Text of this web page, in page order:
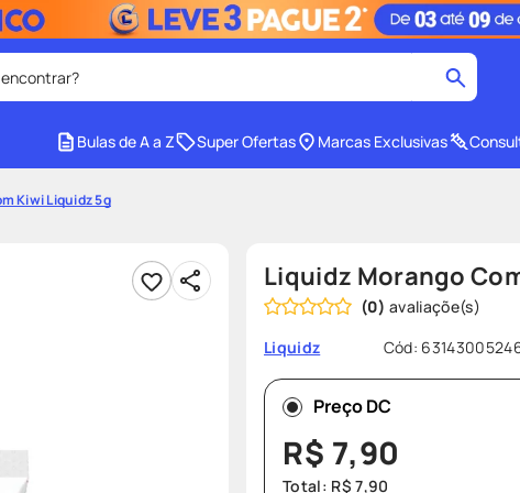
8º
protetor solar
Bulas de A a Z Super Ofertas Marcas Exclusivas
Kiwi Liquidz 5g
Liquidz Morango
(0)
Liquidz
Cód:
Preço DC
R$ 7,90
Total: R$ 7,90